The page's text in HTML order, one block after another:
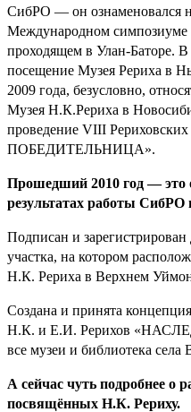
СибРО — он ознаменовался
Международном
проходящем в Улан-Баторе. В
посещение Музея Рериха в
2009 года, безусловно,
Музея Н.К.Рериха в
проведение VIII
ПОБЕДИТЕЛЬНИЦА».
Прошедший 2010 год — это
результатах работы СибРО
Подписан и
участка, на котором
Н.К. Рериха в Верхнем
Создана и принята
Н.К. и Е.И. Рерихов
все музеи и библиотека
А сейчас чуть подробнее о
посвящённых Н.К. Рериху.